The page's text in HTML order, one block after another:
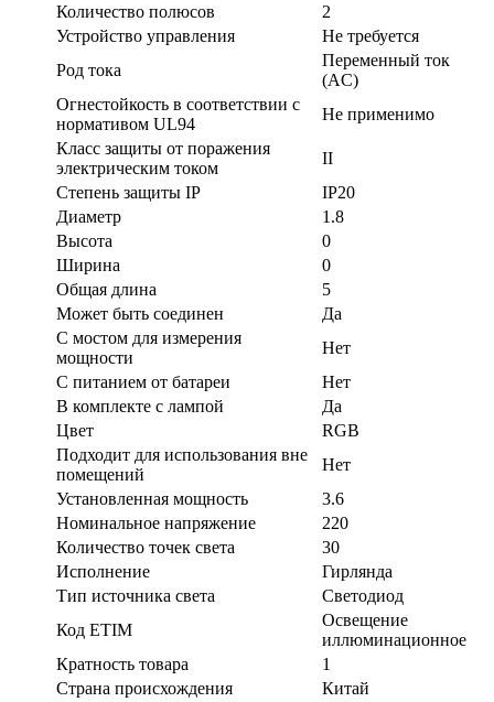
Количество полюсов
2
Устройство управления
Не требуется
Род тока
Переменный ток
(AC)
Огнестойкость в соответствии с
нормативом UL94
Не применимо
Класс защиты от поражения
электрическим током
II
Степень защиты IP
IP20
Диаметр
1.8
Высота
0
Ширина
0
Общая длина
5
Может быть соединен
Да
С мостом для измерения
мощности
Нет
С питанием от батареи
Нет
В комплекте с лампой
Да
Цвет
RGB
Подходит для использования вне
помещений
Нет
Установленная мощность
3.6
Номинальное напряжение
220
Количество точек света
30
Исполнение
Гирлянда
Тип источника света
Светодиод
Код ETIM
Освещение
иллюминационное
Кратность товара
1
Страна происхождения
Китай